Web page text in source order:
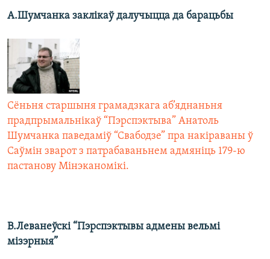
А.Шумчанка заклікаў далучыцца да барацьбы
Сёньня старшыня грамадзкага аб’яднаньня
прадпрымальнікаў “Пэрспэктыва” Анатоль
Шумчанка паведаміў “Свабодзе” пра накіраваны ў
Саўмін зварот з патрабаваньнем адмяніць 179-ю
пастанову Мінэканомікі.
В.Леванеўскі “Пэрспэктывы адмены вельмі
мізэрныя”